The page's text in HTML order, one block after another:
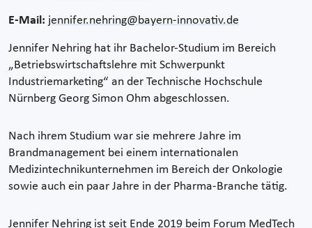
E-Mail: jennifer.nehring@bayern-innovativ.de
Jennifer Nehring hat ihr Bachelor-Studium im Bereich
„Betriebswirtschaftslehre mit Schwerpunkt
Industriemarketing“ an der Technische Hochschule
Nürnberg Georg Simon Ohm abgeschlossen.
Nach ihrem Studium war sie mehrere Jahre im
Brandmanagement bei einem internationalen
Medizintechnikunternehmen im Bereich der Onkologie
sowie auch ein paar Jahre in der Pharma-Branche tätig.
Jennifer Nehring ist seit Ende 2019 beim Forum MedTech